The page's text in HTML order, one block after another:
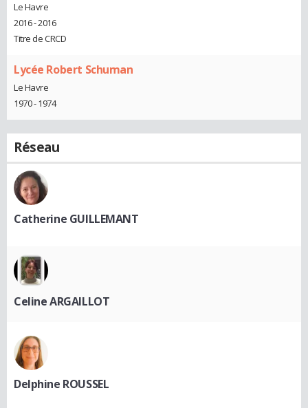
Le Havre
2016 - 2016
Titre de CRCD
Lycée Robert Schuman
Le Havre
1970 - 1974
Réseau
Catherine GUILLEMANT
Celine ARGAILLOT
Delphine ROUSSEL